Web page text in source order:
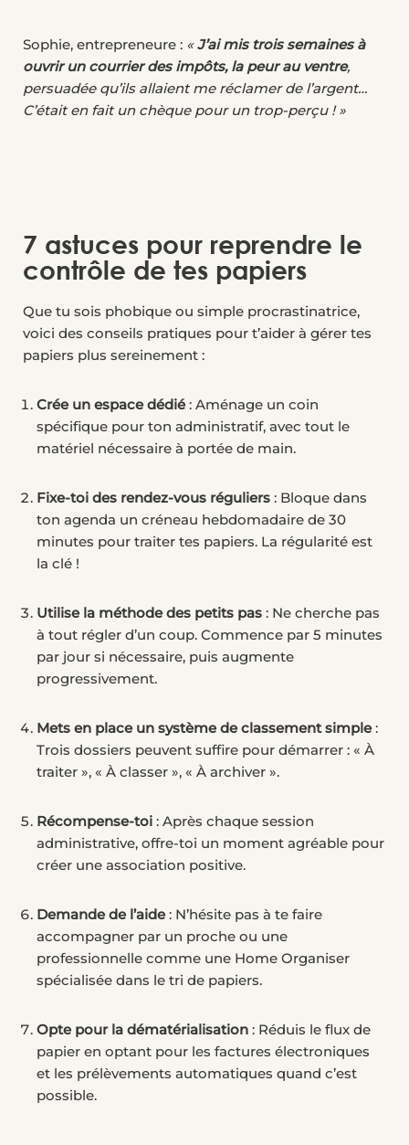
Sophie, entrepreneure : «J’ai mis trois semaines à
ouvrir un courrier des impôts, la peur au ventre,
persuadée qu’ils allaient me réclamer de l’argent…
C’était en fait un chèque pour un trop-perçu ! »
7 astuces pour reprendre le
contrôle de tes papiers
Que tu sois phobique ou simple procrastinatrice,
voici des conseils pratiques pour t’aider à gérer tes
papiers plus sereinement :
Crée un espace dédié: Aménage un coin
spécifique pour ton administratif, avec tout le
matériel nécessaire à portée de main.
Fixe-toi des rendez-vous réguliers : Bloque dans
ton agenda un créneau hebdomadaire de 30
minutes pour traiter tes papiers. La régularité est
la clé !
Utilise la méthode des petits pas : Ne cherche pas
à tout régler d’un coup. Commence par 5 minutes
par jour si nécessaire, puis augmente
progressivement.
Mets en place un système de classement simple:
Trois dossiers peuvent suffire pour démarrer : « À
traiter », « À classer », « À archiver ».
Récompense-toi : Après chaque session
administrative, offre-toi un moment agréable pour
créer une association positive.
Demande de l’aide: N’hésite pas à te faire
accompagner par un proche ou une
professionnelle comme une Home Organiser
spécialisée dans le tri de papiers.
Opte pour la dématérialisation : Réduis le flux de
papier en optant pour les factures électroniques
et les prélèvements automatiques quand c’est
possible.